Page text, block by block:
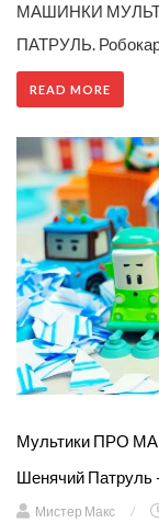
МАШИНКИ
ПАТРУЛЬ.
READ MORE
Мультики ПРО
Шенячий
Мистер Макс /